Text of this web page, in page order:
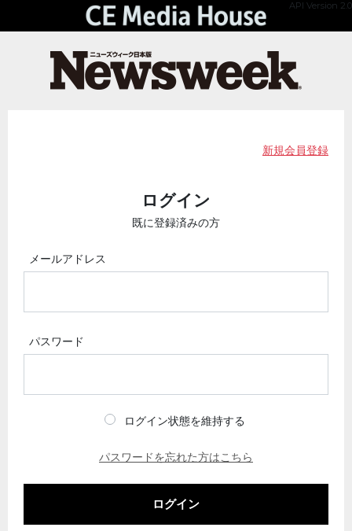
API Version 2.0
新規会員登録
ログイン
既に登録済みの方
メールアドレス
パスワード
ログイン状態を維持する
パスワードを忘れた方はこちら
ログイン